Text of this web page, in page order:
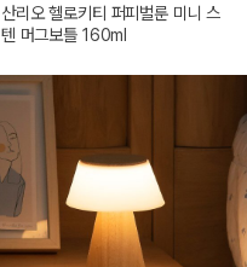
산리오 헬로키티 퍼피벌룬 미니 스
텐 머그보틀 160ml